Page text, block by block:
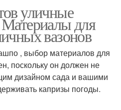
уличные
для
вазонов
, выбор материалов для
поскольку он должен не
дизайном сада и вашими
капризы погоды.